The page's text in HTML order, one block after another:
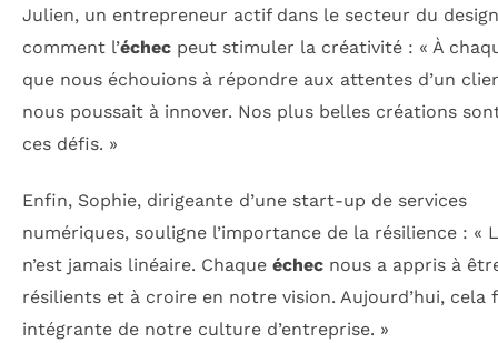
Julien, un entrepreneur actif dans le secteur du
comment l’échec peut stimuler la créativité : « À
que nous échouions à répondre aux attentes d’un
nous poussait à innover. Nos plus belles créations
ces défis. »
Enfin, Sophie, dirigeante d’une start-up de services
numériques, souligne l’importance de la résilience : «
n’est jamais linéaire. Chaque échec nous a appris à
résilients et à croire en notre vision. Aujourd’hui, cela
intégrante de notre culture d’entreprise. »